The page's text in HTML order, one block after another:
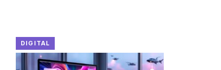
DIGITAL